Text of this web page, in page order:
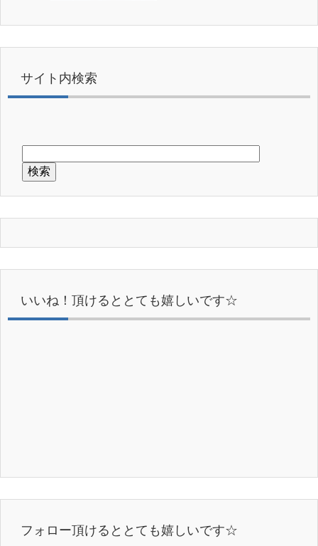
サイト内検索
いいね！頂けるととても嬉しいです☆
フォロー頂けるととても嬉しいです☆